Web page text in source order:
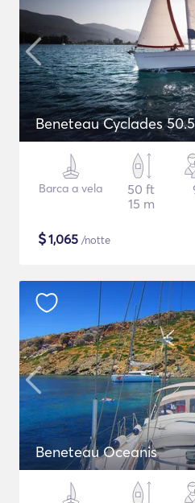
Beneteau Cyclades 50.5
Barca a vela
50 ft
15 m
$1,065 /notte
Beneteau Oceanis